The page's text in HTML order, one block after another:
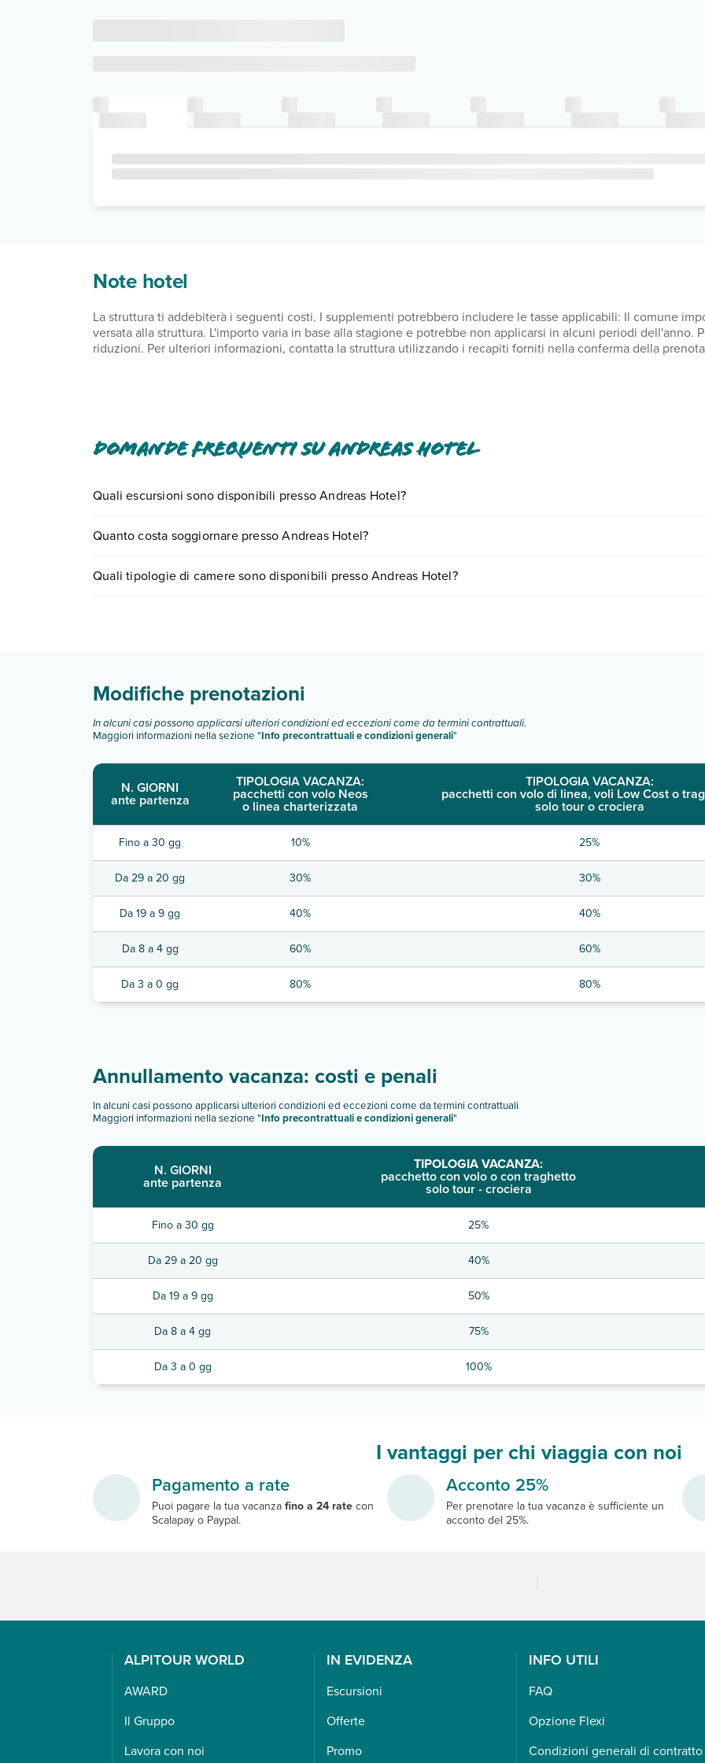
Note hotel
La struttura ti addebiterà i seguenti costi. I supplementi potrebbero includere le tasse applicabili: Il comune
versata alla struttura. L'importo varia in base alla stagione e potrebbe non applicarsi in alcuni periodi dell'anno.
riduzioni. Per ulteriori informazioni, contatta la struttura utilizzando i recapiti forniti nella conferma della
Domande frequenti su Andreas Hotel
Quali escursioni sono disponibili presso Andreas Hotel?
0721.17231 oprenotando un appuntamento.
Quanto costa soggiornare presso Andreas Hotel?
partire.
Quali tipologie di camere sono disponibili presso Andreas Hotel?
Modifiche prenotazioni
In alcuni casi possono applicarsi ulteriori condizioni ed eccezioni come da termini contrattuali.
Maggiori informazioni nella sezione "Info precontrattuali e condizioni generali"
N. GIORNI
ante partenza
TIPOLOGIA VACANZA:
pacchetti con volo Neos
o linea charterizzata
TIPOLOGIA VACANZA:
pacchetti con volo di linea, voli Low Cost o
solo tour o crociera
Fino a 30 gg 10% 25%
Da 29 a 20 gg 30% 30%
Da 19 a 9 gg 40% 40%
Da 8 a 4 gg 60% 60%
Da 3 a 0 gg 80% 80%
Annullamento vacanza: costi e penali
In alcuni casi possono applicarsi ulteriori condizioni ed eccezioni come da termini contrattuali
Maggiori informazioni nella sezione "Info precontrattuali e condizioni generali"
N. GIORNI
ante partenza
TIPOLOGIA VACANZA:
pacchetto con volo o con traghetto
solo tour - crociera
Fino a 30 gg 25%
Da 29 a 20 gg 40%
Da 19 a 9 gg 50%
Da 8 a 4 gg 75%
Da 3 a 0 gg 100%
I vantaggi per chi viaggia con noi
Pagamento a rate
Puoi pagare la tua vacanzafino a 24 ratecon
Scalapay o Paypal.
Acconto 25%
Per prenotare la tua vacanza è sufficiente un
acconto del 25%.
ALPITOUR WORLD
AWARD
Il Gruppo
Lavora con noi
IN EVIDENZA
Escursioni
Offerte
Promo
INFO UTILI
FAQ
Opzione Flexi
Condizioni generali di contratto